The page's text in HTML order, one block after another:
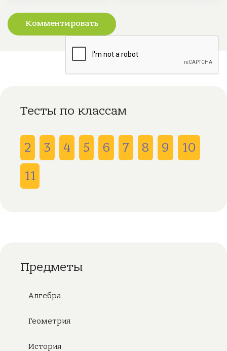
Комментировать
Тесты по классам
2 3 4 5 6 7 8 9
10
11
Предметы
Алгебра
Геометрия
История